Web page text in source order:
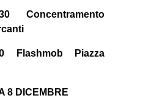
Concentramento
Flashmob Piazza
8 DICEMBRE